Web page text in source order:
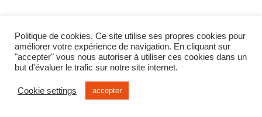
Politique de cookies. Ce site utilise ses propres cookies pour
améliorer votre expérience de navigation. En cliquant sur
"accepter" vous nous autoriser à utiliser ces cookies dans un
but d'évaluer le trafic sur notre site internet.
Cookie settings accepter